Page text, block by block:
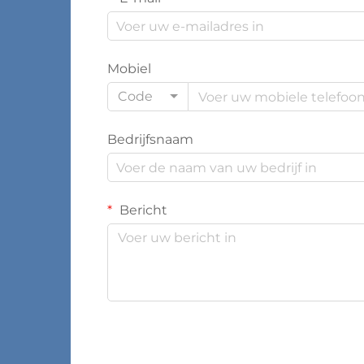
Mobiel
Code
Bedrijfsnaam
Bericht